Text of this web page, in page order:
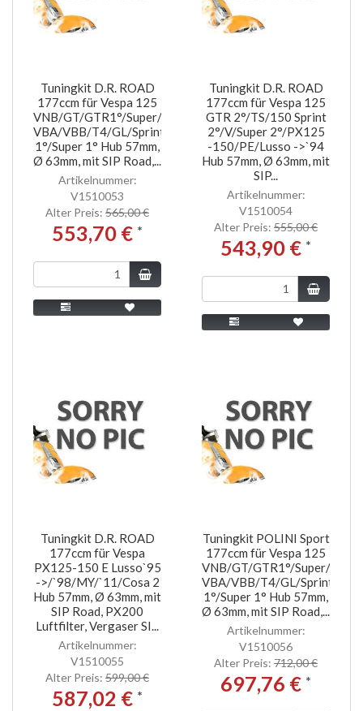
Tuningkit D.R. ROAD
177ccm für Vespa 125
VNB/GT/GTR1°/Super/150
VBA/VBB/T4/GL/Sprint
1°/Super 1° Hub 57mm,
Ø 63mm, mit SIP Road,...
Artikelnummer:
V1510053
Alter Preis: 565,00 €
553,70 € *
Tuningkit D.R. ROAD
177ccm für Vespa 125
GTR 2°/TS/150 Sprint
2°/V/Super 2°/PX125
-150/PE/Lusso ->`94
Hub 57mm, Ø 63mm, mit
SIP...
Artikelnummer:
V1510054
Alter Preis: 555,00 €
543,90 € *
Tuningkit D.R. ROAD
177ccm für Vespa
PX125-150 E Lusso`95
->/`98/MY/`11/Cosa 2
Hub 57mm, Ø 63mm, mit
SIP Road, PX200
Luftfilter, Vergaser SI...
Artikelnummer:
V1510055
Alter Preis: 599,00 €
587,02 € *
Tuningkit POLINI Sport
177ccm für Vespa 125
VNB/GT/GTR1°/Super/150
VBA/VBB/T4/GL/Sprint
1°/Super 1° Hub 57mm,
Ø 63mm, mit SIP Road,...
Artikelnummer:
V1510056
Alter Preis: 712,00 €
697,76 € *